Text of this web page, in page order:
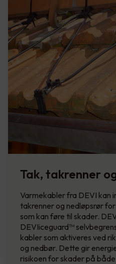
Tak, takrenner
Varmekabler fra DEVI kan
takrenner og nedløpsrør
som kan føre til skader.
DEVIiceguard™
kabler som aktiveres ved
og nedbør. Dette gir
risikoen for skader på